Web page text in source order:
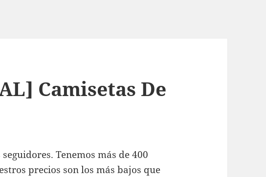
Camisetas De
Tenemos más de 400
precios son los más bajos que